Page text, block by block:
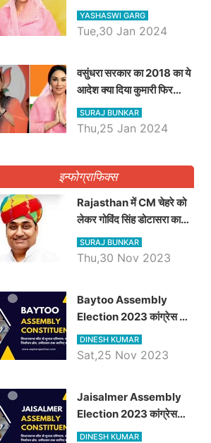
राजकुमारी से राजस्थान की
डिप्टी सीएम बनने तक का सफर,
YASHASWI GARG
Tue,30 Jan 2024
वसुंधरा सरकार का 2018 का ये
आदेश क्या दिया कुमारी फिर
करेंगी लागू? कांग्रेस सरकार ने
किया था निरस्त
SURAJ BUNKAR
Thu,25 Jan 2024
इन्फोग्राफिक्स
Rajasthan में CM चेहरे को
लेकर गोविंद सिंह डोटासरा का
बड़ा बयान आया सामने, जानें
विचार
SURAJ BUNKAR
Thu,30 Nov 2023
Baytoo Assembly
Election 2023 कांग्रेस से
हरीश चौधरी तो बालाराम मुंड होंगे
भाजपा उम्मीदवार, जानिये बायतू
DINESH KUMAR
Sat,25 Nov 2023
​​​​​​​Jaisalmer Assembly
Election 2023 कांग्रेस
रूपा राम मेघवाल तो छोटु सिंह
DINESH KUMAR